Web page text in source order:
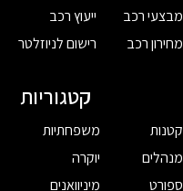
מבצעי רכב
מחירון רכב
ייעוץ רכב
רישום לניוזלטר
קטגוריות
קטנות
מנהלים
ספורט
משפחתיות
יוקרה
מיניוואנים